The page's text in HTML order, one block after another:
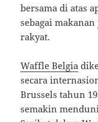
bersama di atas
sebagai
rakyat.
Waffle Belgia
secara
Brussels tahun
semakin